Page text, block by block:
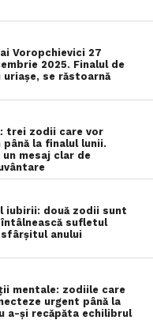
Voropchievici 27
2025. Finalul de
uriașe, se răstoarnă
trei zodii care vor
până la finalul lunii.
mesaj clar de
iubirii: două zodii sunt
sufletul
anului
mentale: zodiile care
urgent până la
a-și recăpăta echilibrul